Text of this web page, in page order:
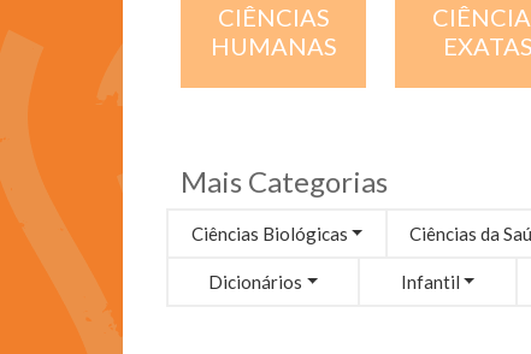
CIÊNCIAS
HUMANAS
EXATAS
Mais Categorias
Ciências Biológicas Ciências da
Dicionários Infantil